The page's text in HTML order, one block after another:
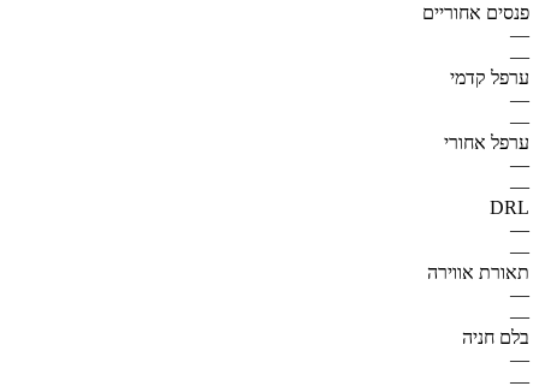
פנסים אחוריים
—
—
ערפל קדמי
—
—
ערפל אחורי
—
—
DRL
—
—
תאורת אווירה
—
—
בלם חניה
—
—